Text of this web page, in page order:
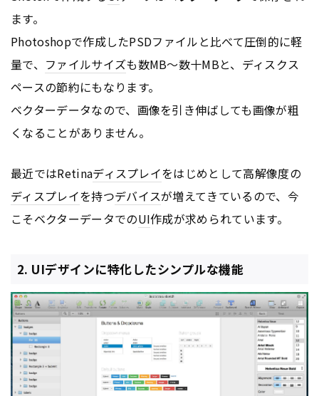
ます。
Photoshopで作成したPSDファイルと比べて圧倒的に軽
量で、 ファイルサイズも数MB〜数十MBと、ディスクス
ペースの節約にもなります。
ベクターデータなので、画像を引き伸ばしても画像が粗
くなることがありません。
最近ではRetinaディスプレイをはじめとして高解像度の
ディスプレイを持つデバイスが増えてきているので、今
こそベクターデータでのUI作成が求められています。
2. UIデザインに特化したシンプルな機能